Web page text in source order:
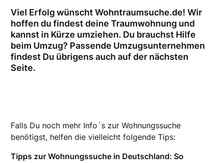
Viel Erfolg wünscht Wohntraumsuche.de! Wir
hoffen du findest deine Traumwohnung und
kannst in Kürze umziehen. Du brauchst Hilfe
beim Umzug? Passende Umzugsunternehmen
findest Du übrigens auch auf der nächsten
Seite.
Falls Du noch mehr Info´s zur Wohnungssuche
benötigst, helfen die vielleicht folgende Tips:
Tipps zur Wohnungssuche in Deutschland: So